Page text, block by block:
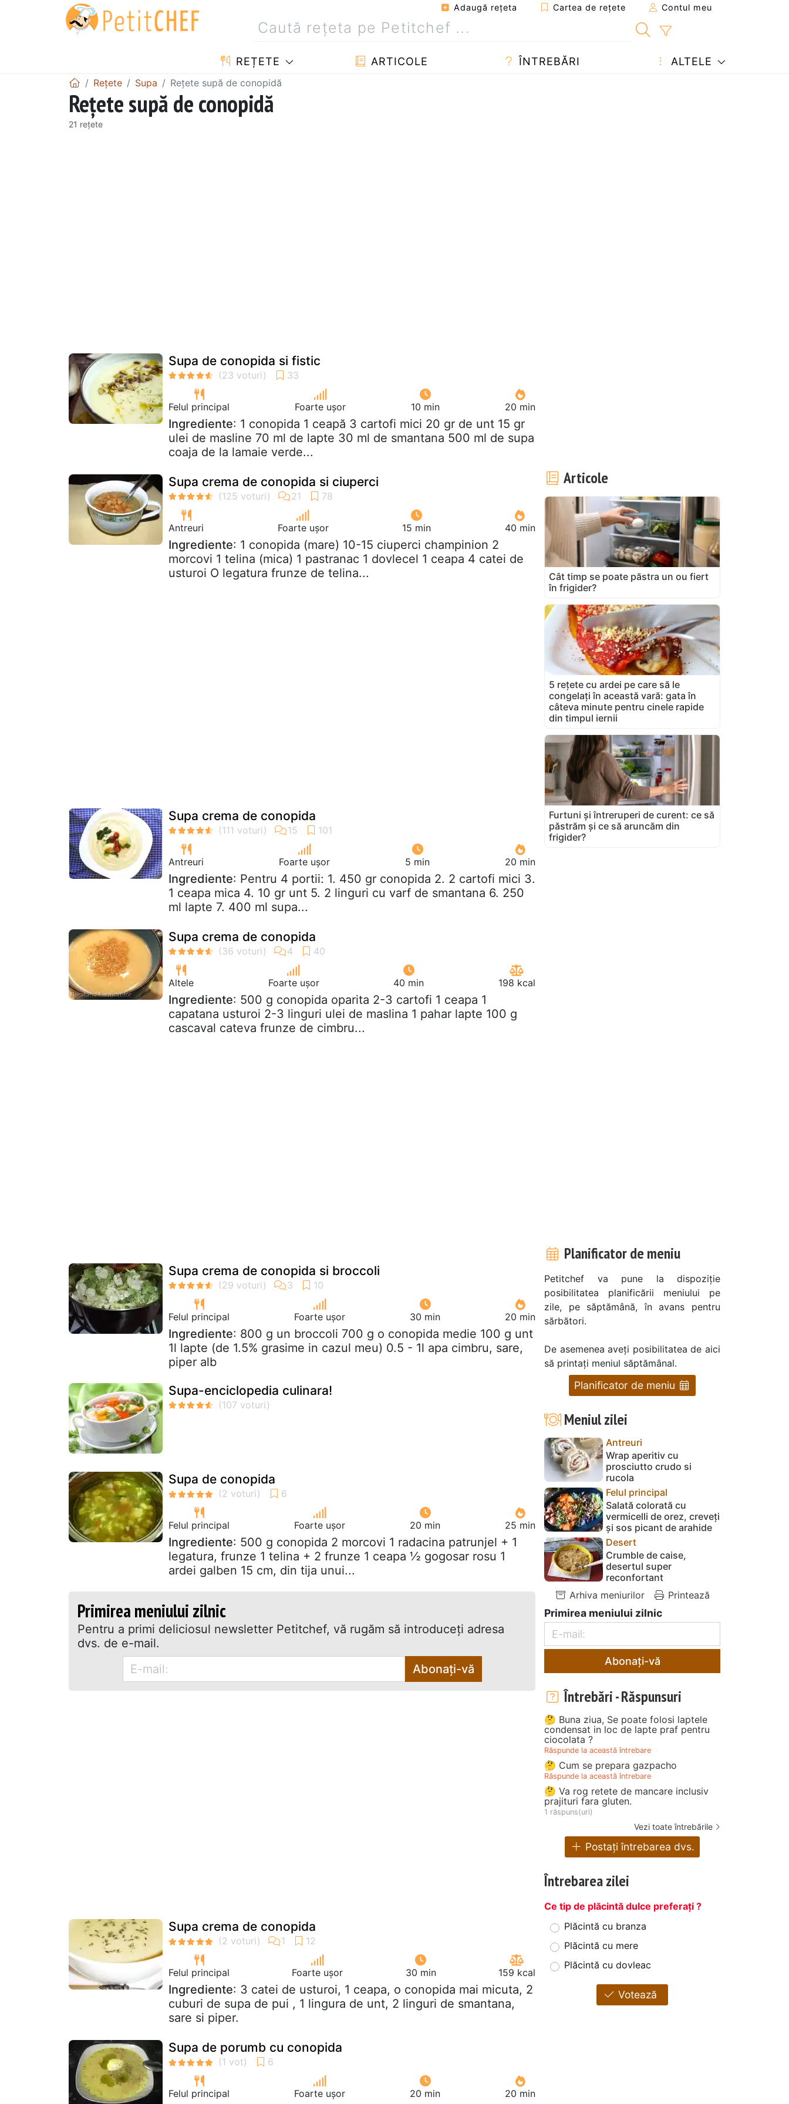
Adaugă reţeta Cartea de rețete Contul meu
REȚETE ARTICOLE ÎNTREBĂRI ALTELE
Rețete Supa Rețete supă de conopidă
Rețete supă de conopidă
21 rețete
Supa de conopida si fistic
Felul principal Foarte ușor 10 min 20 min
Ingrediente: 1 conopida 1 ceapă 3 cartofi mici 20 gr de unt 15 gr
ulei de masline 70 ml de lapte 30 ml de smantana 500 ml de supa
coaja de la lamaie verde...
Supa crema de conopida si ciuperci
Antreuri Foarte ușor 15 min 40 min
Ingrediente: 1 conopida (mare) 10-15 ciuperci champinion 2
morcovi 1 telina (mica) 1 pastranac 1 dovlecel 1 ceapa 4 catei de
usturoi O legatura frunze de telina...
Supa crema de conopida
Antreuri Foarte ușor 5 min 20 min
Ingrediente: Pentru 4 portii: 1. 450 gr conopida 2. 2 cartofi mici 3.
1 ceapa mica 4. 10 gr unt 5. 2 linguri cu varf de smantana 6. 250
ml lapte 7. 400 ml supa...
Supa crema de conopida
Altele Foarte ușor 40 min 198 kcal
Ingrediente: 500 g conopida oparita 2-3 cartofi 1 ceapa 1
capatana usturoi 2-3 linguri ulei de maslina 1 pahar lapte 100 g
cascaval cateva frunze de cimbru...
Supa crema de conopida si broccoli
Felul principal Foarte ușor 30 min 20 min
Ingrediente: 800 g un broccoli 700 g o conopida medie 100 g unt
1l lapte (de 1.5% grasime in cazul meu) 0.5 - 1l apa cimbru, sare,
piper alb
Supa-enciclopedia culinara!
Supa de conopida
Felul principal Foarte ușor 20 min 25 min
Ingrediente: 500 g conopida 2 morcovi 1 radacina patrunjel + 1
legatura, frunze 1 telina + 2 frunze 1 ceapa ½ gogosar rosu 1
ardei galben 15 cm, din tija unui...
Primirea meniului zilnic
Pentru a primi deliciosul newsletter Petitchef, vă rugăm să introduceţi adresa
dvs. de e-mail.
Abonați-vă
Supa crema de conopida
Felul principal Foarte ușor 30 min 159 kcal
Ingrediente: 3 catei de usturoi, 1 ceapa, o conopida mai micuta, 2
cuburi de supa de pui , 1 lingura de unt, 2 linguri de smantana,
sare si piper.
Supa de porumb cu conopida
Felul principal Foarte ușor 20 min 20 min
Articole
Cât timp se poate păstra un ou fiert
în frigider?
5 rețete cu ardei pe care să le
congelați în această vară: gata în
câteva minute pentru cinele rapide
din timpul iernii
Furtuni și întreruperi de curent: ce să
păstrăm și ce să aruncăm din
frigider?
Planificator de meniu
Petitchef va pune la dispoziție
posibilitatea planificării meniului pe
zile, pe săptămână, în avans pentru
sărbători.
De asemenea aveți posibilitatea de aici
să printați meniul săptămânal.
Planificator de meniu
Meniul zilei
Antreuri
Wrap aperitiv cu
prosciutto crudo si
rucola
Felul principal
Salată colorată cu
vermicelli de orez, creveți
și sos picant de arahide
Desert
Crumble de caise,
desertul super
reconfortant
Arhiva meniurilor
Printează
Primirea meniului zilnic
Abonați-vă
Întrebări - Răspunsuri
🤔 Buna ziua, Se poate folosi laptele
condensat in loc de lapte praf pentru
ciocolata ?
Răspunde la această întrebare
🤔 Cum se prepara gazpacho
Răspunde la această întrebare
🤔 Va rog retete de mancare inclusiv
prajituri fara gluten.
1 răspuns(uri)
Vezi toate întrebările
Postați întrebarea dvs.
Întrebarea zilei
Ce tip de plăcintă dulce preferați ?
Plăcintă cu branza
Plăcintă cu mere
Plăcintă cu dovleac
Votează